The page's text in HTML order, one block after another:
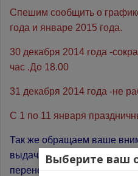
Спешим сообщить о
года и январе 2015 года.
30 декабря 2014 года -
час .До 18.00
31 декабря 2014 года -не
С 1 по 11 января
Так же обращаем ваше
выдачи которых попадают
перенесены на 12 января
Выберите ваш